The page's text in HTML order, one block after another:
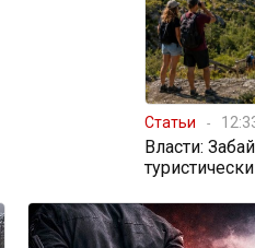
Статьи
Власти: